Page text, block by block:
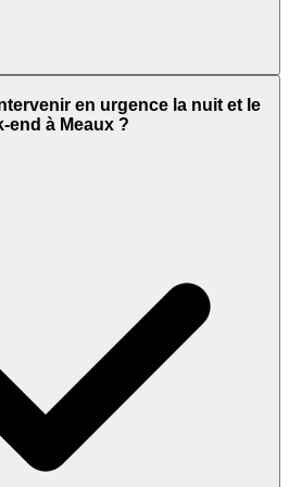
en urgence la nuit et le
end à Meaux ?